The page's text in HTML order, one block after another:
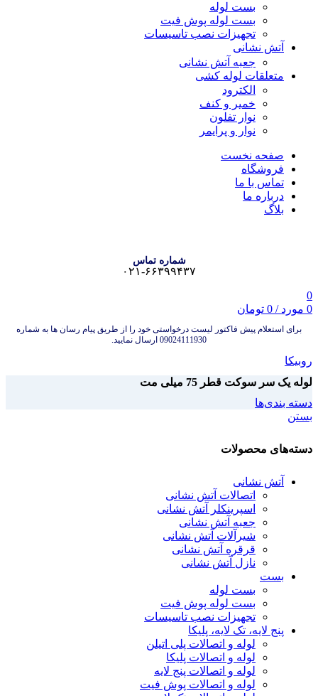
بست لوله
بست لوله پوش فیت
تجهیزات نصب تاسیسات
آتش نشانی
جعبه آتش نشانی
متعلقات لوله کشی
الکترود
خمیر و کنف
نوار تفلون
نوار و پرایمر
صفحه نخست
فروشگاه
تماس با ما
درباره ما
بلاگ
شماره تماس
۰۲۱-۶۶۳۹۹۴۳۷
0
0 مورد /
0 تومان
برای استعلام پیش فاکتور لیست درخواستی خود را از طریق پیام رسان ها به شماره
09024111930 ارسال نمایید.
روبیکا
لوله یک سر سوکت قطر 75 میلی مت
دسته بندی‌ها
بستن
دسته‌های محصولات
آتش نشانی
اتصالات آتش نشانی
اسپرینکلر آتش نشانی
جعبه آتش نشانی
شیرآلات آتش نشانی
قرقره آتش نشانی
نازل آتش نشانی
بست
بست لوله
بست لوله پوش فیت
تجهیزات نصب تاسیسات
پنج لایه، تک لایه، پلیکا
لوله و اتصالات پلی اتیلن
لوله و اتصالات پلیکا
لوله و اتصالات پنج لایه
لوله و اتصالات پوش فیت